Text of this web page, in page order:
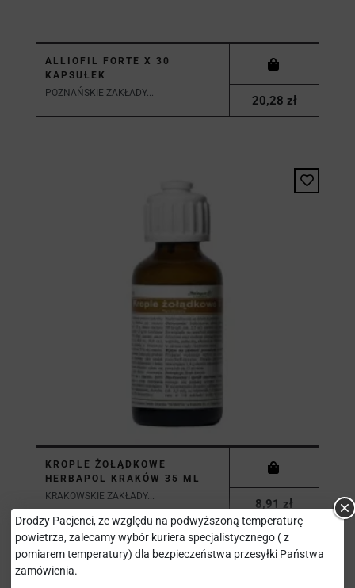
ALLIOFIL FORTE X 30
KAPSUŁEK
POZNAŃSKIE ZAKŁADY...
20,28 zł
KROPLE ŻOŁĄDKOWE
HERBAPOL KRAKÓW 35 ML
KRAKOWSKIE ZAKŁADY...
8,91 zł
Drodzy Pacjenci, ze względu na podwyższoną temperaturę
powietrza, zalecamy wybór kuriera specjalistycznego ( z
pomiarem temperatury) dla bezpieczeństwa przesyłki Państwa
zamówienia.